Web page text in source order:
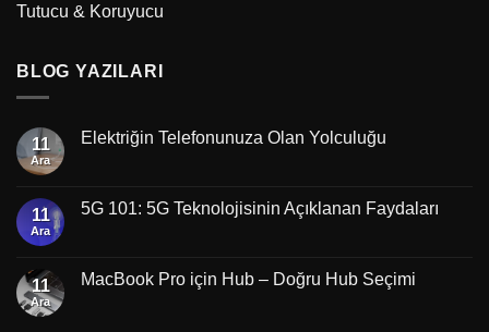
Tutucu & Koruyucu
BLOG YAZILARI
11
Ara
Elektriğin Telefonunuza Olan Yolculuğu
11
Ara
5G 101: 5G Teknolojisinin Açıklanan Faydaları
11
Ara
MacBook Pro için Hub – Doğru Hub Seçimi